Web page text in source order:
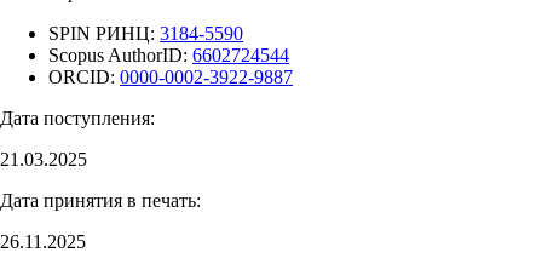
SPIN РИНЦ: 3184-5590
Scopus AuthorID: 6602724544
ORCID: 0000-0002-3922-9887
Дата поступления:
21.03.2025
Дата принятия в печать:
26.11.2025